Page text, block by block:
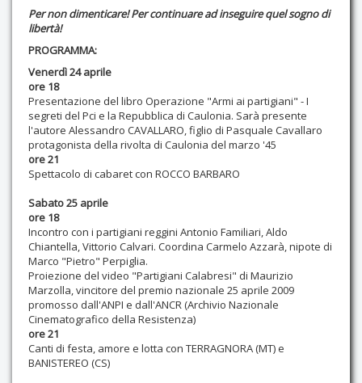
Per non dimenticare! Per continuare ad inseguire quel sogno di
libertà!
PROGRAMMA:
Venerdì 24 aprile
ore 18
Presentazione del libro Operazione "Armi ai partigiani" - I
segreti del Pci e la Repubblica di Caulonia. Sarà presente
l'autore Alessandro CAVALLARO, figlio di Pasquale Cavallaro
protagonista della rivolta di Caulonia del marzo '45
ore 21
Spettacolo di cabaret con ROCCO BARBARO
Sabato 25 aprile
ore 18
Incontro con i partigiani reggini Antonio Familiari, Aldo
Chiantella, Vittorio Calvari. Coordina Carmelo Azzarà, nipote di
Marco "Pietro" Perpiglia.
Proiezione del video "Partigiani Calabresi" di Maurizio
Marzolla, vincitore del premio nazionale 25 aprile 2009
promosso dall'ANPI e dall'ANCR (Archivio Nazionale
Cinematografico della Resistenza)
ore 21
Canti di festa, amore e lotta con TERRAGNORA (MT) e
BANISTEREO (CS)